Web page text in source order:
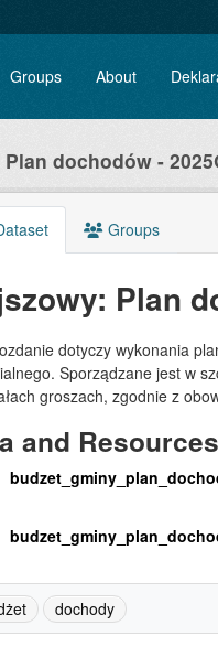
Groups About
dochodów -
Groups
Plan
dotyczy wykonania
Sporządzane jest w
groszach, zgodnie z
and Resources
dochody